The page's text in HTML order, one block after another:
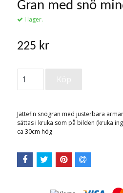
Gran med snö
I lager.
225 kr
Jättefin snögran med justerbara
sättas i kruka som på bilden (kruka
ca 30cm hög